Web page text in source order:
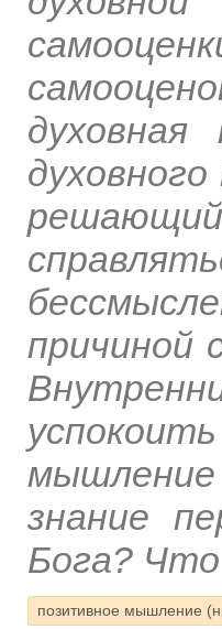
причиной
знание
Бога?
позитивное мышление